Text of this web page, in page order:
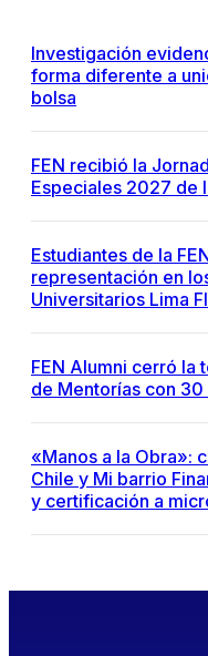
Investigación
forma diferente a
bolsa
FEN recibió la
Especiales 2027 de
Estudiantes de la
representación en
Universitarios Lima
FEN Alumni cerró la
de Mentorías con 30
«Manos a la Obra»:
Chile y Mi barrio
y certificación a